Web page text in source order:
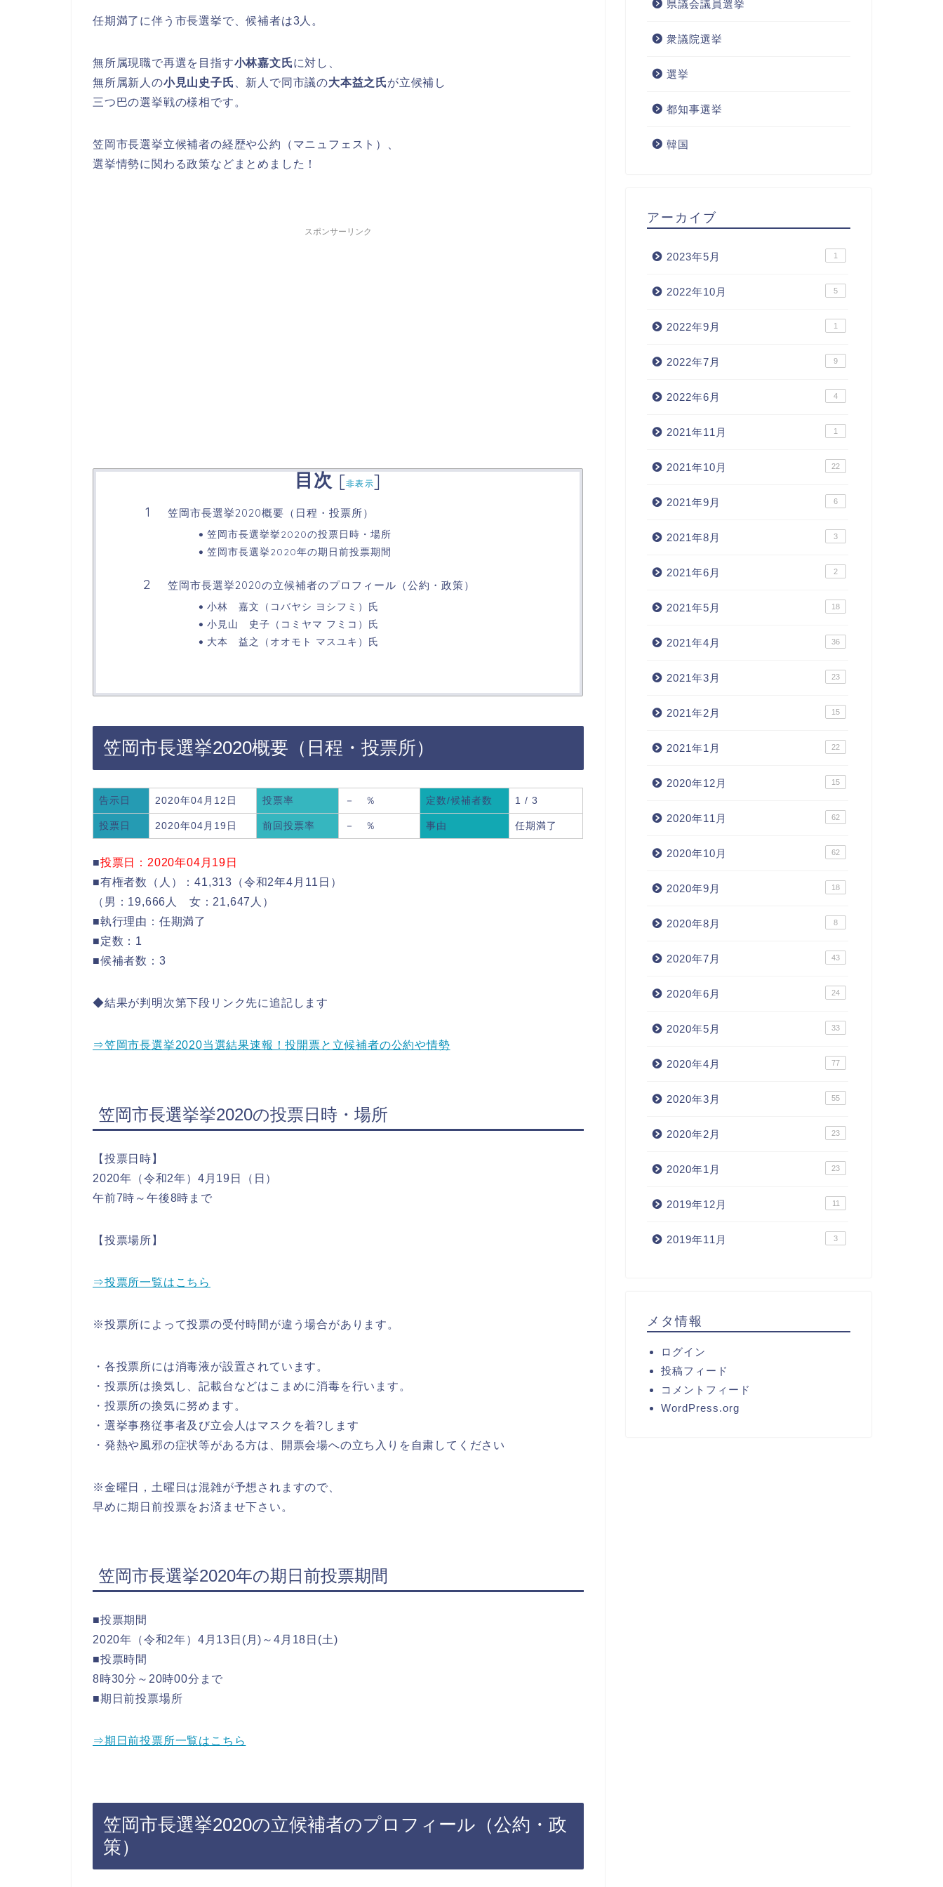
任期満了に伴う市長選挙で、候補者は3人。
無所属現職で再選を目指す小林嘉文氏に対し、
無所属新人の小見山史子氏 、新人で同市議の大本益之氏が立候補し
三つ巴の選挙戦の様相です。
笠岡市長選挙立候補者の経歴や公約（マニュフェスト）、
選挙情勢に関わる政策などまとめました！
スポンサーリンク
目次 [非表示]
笠岡市長選挙2020概要（日程・投票所）
笠岡市長選挙挙2020の投票日時・場所
笠岡市長選挙2020年の期日前投票期間
笠岡市長選挙2020の立候補者のプロフィール（公約・政策）
小林 嘉文（コバヤシ ヨシフミ）氏
小見山 史子（コミヤマ フミコ）氏
大本 益之（オオモト マスユキ）氏
笠岡市長選挙2020概要（日程・投票所）
告示日 2020年04月12日 投票率 － ％ 定数/候補者数 1 / 3
投票日 2020年04月19日 前回投票率 － ％ 事由 任期満了
■投票日：2020年04月19日
■有権者数（人）：41,313（令和2年4月11日）
（男：19,666人 女：21,647人）
■執行理由：任期満了
■定数：1
■候補者数：3
◆結果が判明次第下段リンク先に追記します
⇒笠岡市長選挙2020当選結果速報！投開票と立候補者の公約や情勢
笠岡市長選挙挙2020の投票日時・場所
【投票日時】
2020年（令和2年）4月19日（日）
午前7時～午後8時まで
【投票場所】
⇒投票所一覧はこちら
※投票所によって投票の受付時間が違う場合があります。
・各投票所には消毒液が設置されています。
・投票所は換気し、記載台などはこまめに消毒を行います。
・投票所の換気に努めます。
・選挙事務従事者及び立会人はマスクを着?します
・発熱や風邪の症状等がある方は、開票会場への立ち入りを自粛してください
※金曜日，土曜日は混雑が予想されますので、
早めに期日前投票をお済ませ下さい。
笠岡市長選挙2020年の期日前投票期間
■投票期間
2020年（令和2年）4月13日(月)～4月18日(土)
■投票時間
8時30分～20時00分まで
■期日前投票場所
⇒期日前投票所一覧はこちら
笠岡市長選挙2020の立候補者のプロフィール（公約・政
策）
県議会議員選挙
衆議院選挙
選挙
都知事選挙
韓国
アーカイブ
2023年5月 1
2022年10月 5
2022年9月 1
2022年7月 9
2022年6月 4
2021年11月 1
2021年10月 22
2021年9月 6
2021年8月 3
2021年6月 2
2021年5月 18
2021年4月 36
2021年3月 23
2021年2月 15
2021年1月 22
2020年12月 15
2020年11月 62
2020年10月 62
2020年9月 18
2020年8月 8
2020年7月 43
2020年6月 24
2020年5月 33
2020年4月 77
2020年3月 55
2020年2月 23
2020年1月 23
2019年12月 11
2019年11月 3
メタ情報
ログイン
投稿フィード
コメントフィード
WordPress.org